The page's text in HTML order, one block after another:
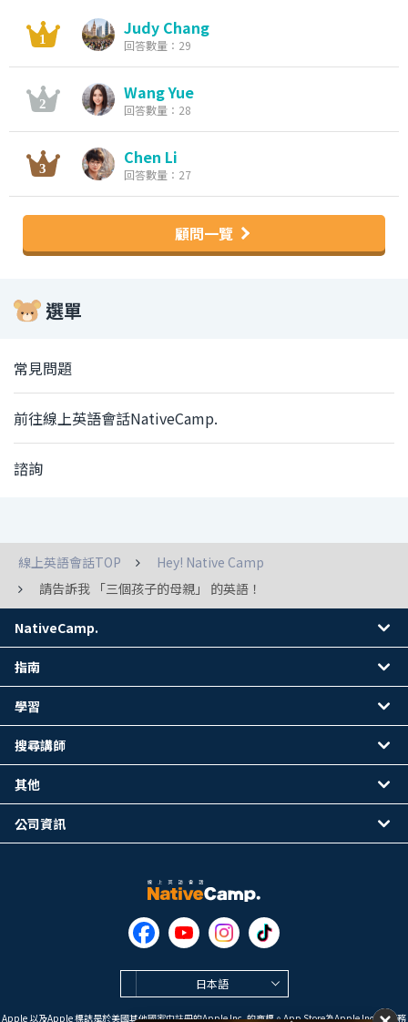
Judy Chang
回答數量：29
Wang Yue
回答數量：28
Chen Li
回答數量：27
顧問一覽
選單
常見問題
前往線上英語會話NativeCamp.
諮詢
線上英語會話TOP
Hey! Native Camp
請告訴我 「三個孩子的母親」 的英語！
日本語
Apple 以及Apple 標誌是於美國其他國家中註冊的Apple Inc. 的商標。App Store為Apple Inc. 的服務
NativeCamp.
指南
學習
搜尋講師
其他
公司資訊